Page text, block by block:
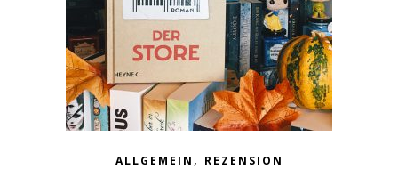
ALLGEMEIN , REZENSION